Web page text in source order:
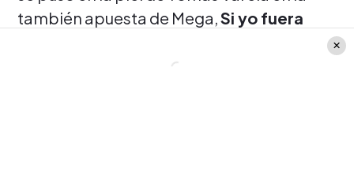
también apuesta de Mega,Si yo fuera